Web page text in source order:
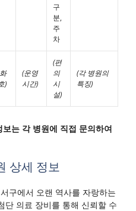
구
분,
주
차
)
(운영
시간)
(편
의
시
설)
(각 병원의
특징)
는 각 병원에 직접 문의하여
상세 정보
구에서 오랜 역사를 자랑하는
단 의료 장비를 통해 신뢰할 수